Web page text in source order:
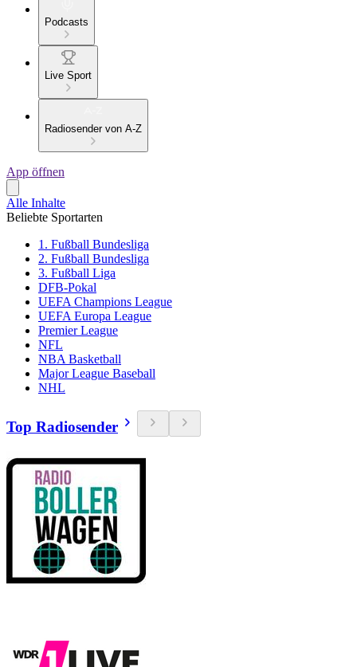
Podcasts
Live Sport
Radiosender von A-Z
App öffnen
Alle Inhalte
Beliebte Sportarten
1. Fußball Bundesliga
2. Fußball Bundesliga
3. Fußball Liga
DFB-Pokal
UEFA Champions League
UEFA Europa League
Premier League
NFL
NBA Basketball
Major League Baseball
NHL
Top Radiosender